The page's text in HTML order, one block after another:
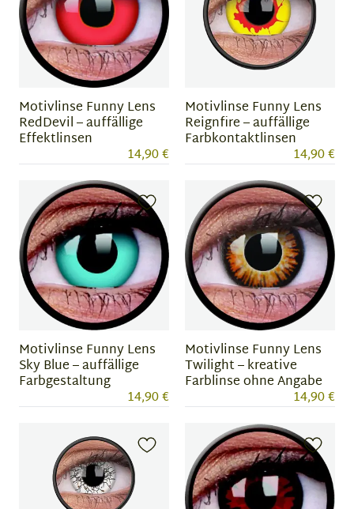
Motivlinse Funny Lens
RedDevil – auffällige
Effektlinsen
14,90 €
Motivlinse Funny Lens
Reignfire – auffällige
Farbkontaktlinsen
14,90 €
Motivlinse Funny Lens
Sky Blue – auffällige
Farbgestaltung
14,90 €
Motivlinse Funny Lens
Twilight – kreative
Farblinse ohne Angabe
14,90 €